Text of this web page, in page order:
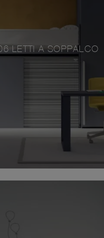
LETTI A SOPPALCO